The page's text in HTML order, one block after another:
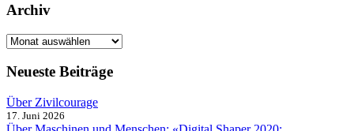
Archiv
Neueste Beiträge
Über Zivilcourage
17. Juni 2026